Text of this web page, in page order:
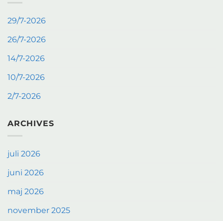
29/7-2026
26/7-2026
14/7-2026
10/7-2026
2/7-2026
ARCHIVES
juli 2026
juni 2026
maj 2026
november 2025